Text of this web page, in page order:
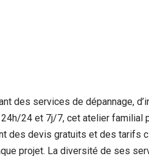
des services de dépannage,
24 et 7j/7, cet atelier familial
des devis gratuits et des tarifs
projet. La diversité de ses